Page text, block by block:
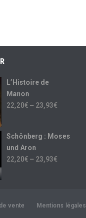
L’Histoire de
Manon
22,20€ – 23,93€
Schönberg : Moses
und Aron
22,20€ – 23,93€
vente Mentions légales